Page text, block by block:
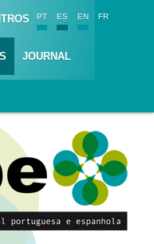
JOURNAL
PT ES EN FR